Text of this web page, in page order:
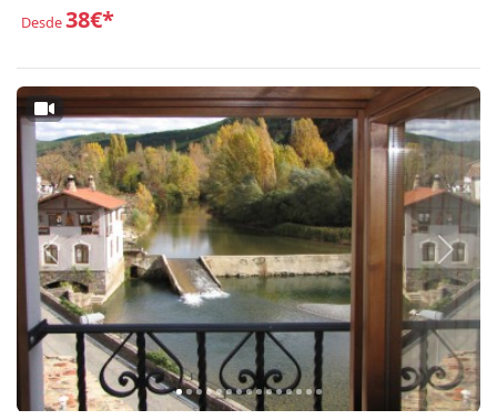
Desde38€*
Anterior